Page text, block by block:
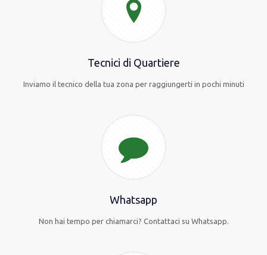
Tecnici di Quartiere
Inviamo il tecnico della tua zona per raggiungerti in pochi minuti
Whatsapp
Non hai tempo per chiamarci? Contattaci su Whatsapp.